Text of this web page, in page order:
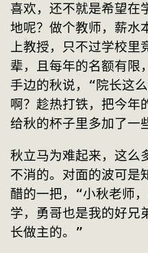
喜欢，还不就是希望在
地呢？做个教师，薪水
上教授，只不过学校
辈，且每年的名额有限
手边的秋说，“院长这
啊？趁热打铁，把今年
给秋的杯子里多加了一
秋立马为难起来，这么
不消的。对面的波可是
醋的一把，“小秋老师
学，勇哥也是我的好兄
长做主的。”